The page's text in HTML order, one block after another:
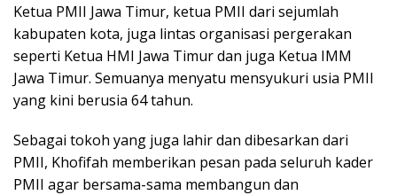
Ketua PMII Jawa Timur, ketua PMII dari sejumlah
kabupaten kota, juga lintas organisasi pergerakan
seperti Ketua HMI Jawa Timur dan juga Ketua IMM
Jawa Timur. Semuanya menyatu mensyukuri usia PMII
yang kini berusia 64 tahun.
Sebagai tokoh yang juga lahir dan dibesarkan dari
PMII, Khofifah memberikan pesan pada seluruh kader
PMII agar bersama-sama membangun dan